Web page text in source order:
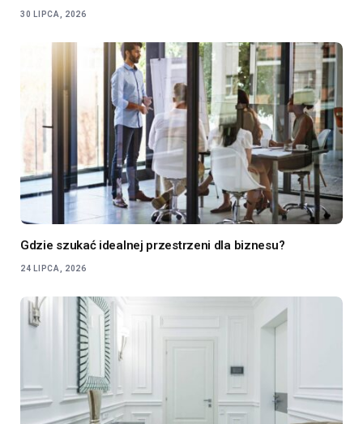
30 LIPCA, 2026
Gdzie szukać idealnej przestrzeni dla biznesu?
24 LIPCA, 2026